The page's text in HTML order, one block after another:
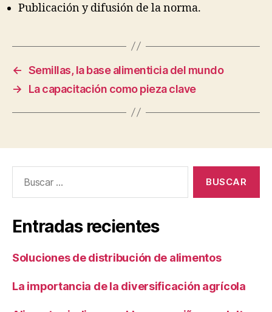
Publicación y difusión de la norma.
← Semillas, la base alimenticia del mundo
→
La capacitación como pieza clave
Entradas recientes
Soluciones de distribución de alimentos
La importancia de la diversificación agrícola